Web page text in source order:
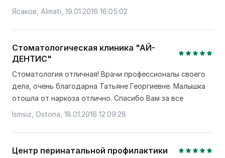
Ясаков, Almati, 19.01.2016 16:05:02
Стоматологическая клиника "АЙ-
ДЕНТИС"
Стоматология отличная! Врачи профессионалы своего
дела, очень благодарна Татьяне Георгиевне. Малышка
отошла от наркоза отлично. Спасибо Вам за все
Ismsiz, Ostona, 18.01.2016 12:09:28
Центр перинатальной профилактики